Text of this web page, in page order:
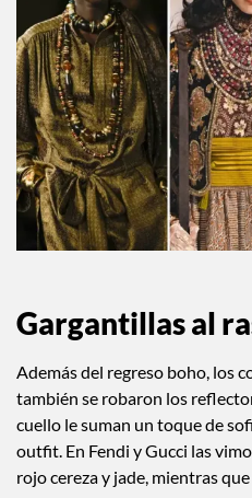
Gargantillas al
Además del regreso boho, los
también se robaron los
cuello le suman un toque de
outfit. En Fendi y Gucci las
rojo cereza y jade, mientras